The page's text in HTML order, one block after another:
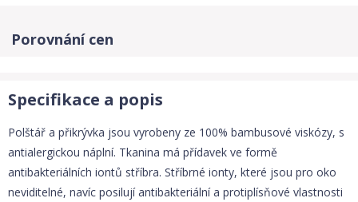
Porovnání cen
Specifikace a popis
Polštář a přikrývka jsou vyrobeny ze 100% bambusové viskózy, s
antialergickou náplní. Tkanina má přídavek ve formě
antibakteriálních iontů stříbra. Stříbrné ionty, které jsou pro oko
neviditelné, navíc posilují antibakteriální a protiplísňové vlastnosti